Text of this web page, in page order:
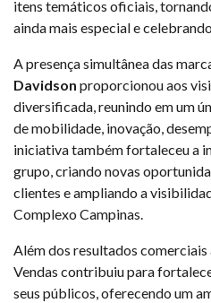
itens temáticos oficiais,
ainda mais especial e
A presença simultânea das
Davidson proporcionou aos
diversificada, reunindo em um
de mobilidade, inovação,
iniciativa também fortaleceu a
grupo, criando novas
clientes e ampliando a
Complexo Campinas.
Além dos resultados
Vendas contribuiu para
seus públicos, oferecendo um